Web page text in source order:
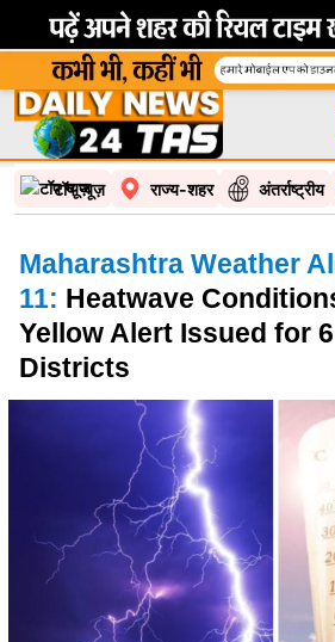
टॉप न्यूज़ राज्य-शहर अंतर्राष्ट्रीय
Maharashtra Weather
11: Heatwave
Yellow Alert Issued for
Districts